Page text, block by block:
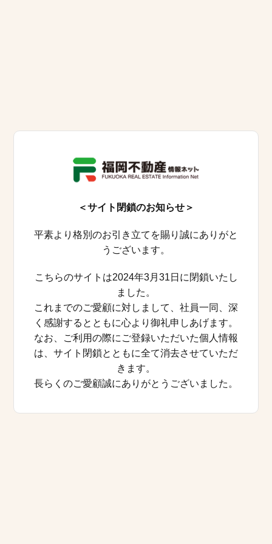
＜サイト閉鎖のお知らせ＞
平素より格別のお引き立てを賜り誠にありがと
うございます。
こちらのサイトは2024年3月31日に閉鎖いたし
ました。
これまでのご愛顧に対しまして、社員一同、深
く感謝するとともに心より御礼申しあげます。
なお、ご利用の際にご登録いただいた個人情報
は、サイト閉鎖とともに全て消去させていただ
きます。
長らくのご愛顧誠にありがとうございました。